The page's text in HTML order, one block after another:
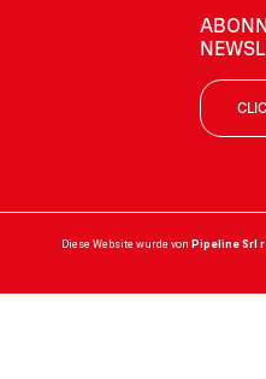
Diese Website wurde von Pipeline Srl